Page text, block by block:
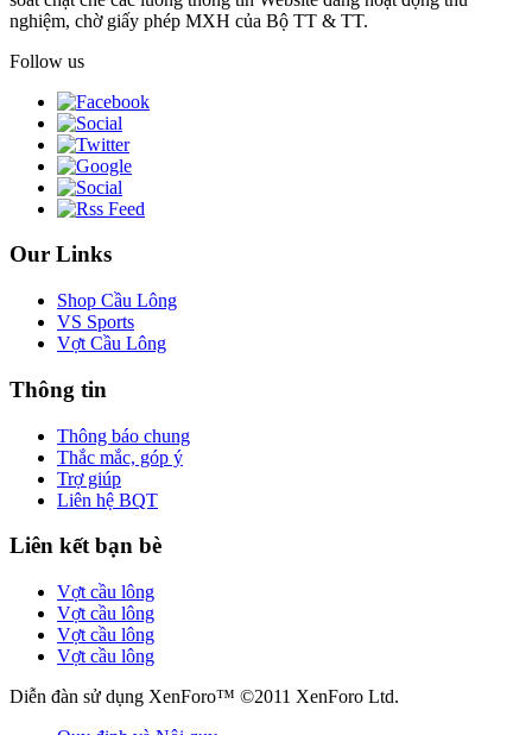
nghiệm, chờ giấy phép MXH của Bộ TT & TT.
Follow us
Our Links
Shop Cầu Lông
VS Sports
Vợt Cầu Lông
Thông tin
Thông báo chung
Thắc mắc, góp ý
Trợ giúp
Liên hệ BQT
Liên kết bạn bè
Vợt cầu lông
Vợt cầu lông
Vợt cầu lông
Vợt cầu lông
Diễn đàn sử dụng XenForo™ ©2011 XenForo Ltd.